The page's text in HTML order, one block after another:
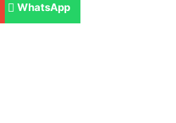
WhatsApp